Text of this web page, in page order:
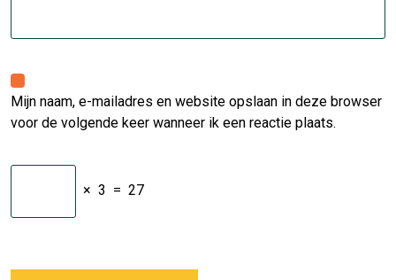
Mijn naam, e-mailadres en website opslaan in deze browser
voor de volgende keer wanneer ik een reactie plaats.
× 3 = 27